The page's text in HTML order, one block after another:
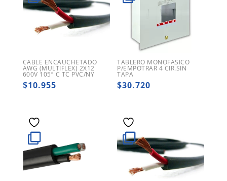
CABLE ENCAUCHETADO
AWG (MULTIFLEX) 2X12
600V 105º C TC PVC/NY
$10.955
TABLERO MONOFASICO
P/EMPOTRAR 4 CIR.SIN
TAPA
$30.720